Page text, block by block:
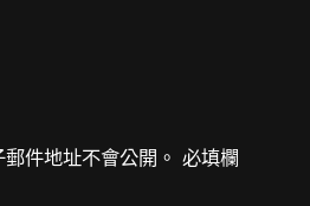
件地址不會公開。 必填欄